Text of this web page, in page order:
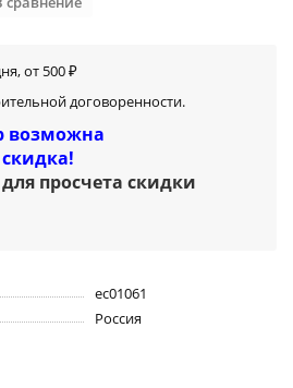
от 500 ₽
договоренности.
возможна
просчета скидки
ec01061
Россия